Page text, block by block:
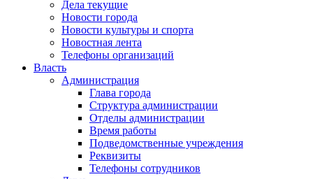
Дела текущие
Новости города
Новости культуры и спорта
Новостная лента
Телефоны организаций
Власть
Администрация
Глава города
Структура администрации
Отделы администрации
Время работы
Подведомственные учреждения
Реквизиты
Телефоны сотрудников